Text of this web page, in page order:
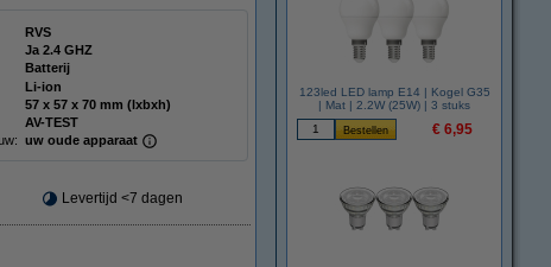
RVS
Ja 2.4 GHZ
Batterij
Li-ion
57 x 57 x 70 mm (lxbxh)
AV-TEST
uw oude apparaat
Levertijd <7 dagen
123led LED lamp E14 | Kogel G35
| Mat | 2.2W (25W) | 3 stuks
€ 6,95